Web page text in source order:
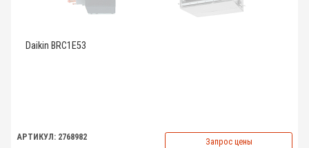
Daikin BRC1E53
АРТИКУЛ: 2768982 Запрос цены